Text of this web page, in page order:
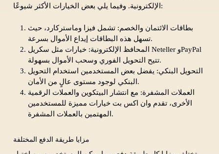
الإلكترونية. وفيما يلي بعض الخيارات الأكثر شيوعًا:
بطاقات الائتمان والخصم: تشمل فيزا وماستركارد، حيث
تسهل هذه البطاقات إيداع الأموال بسرعة.
المحافظ الإلكترونية: خيارات مثل سكريل Neteller وPayPal
تتيح التحويل الفوري وسحب الأموال بسهولة.
التحويل البنكي: يفضل بعض المستخدمين استخدام التحويل
البنكي لوجود مستوى عالٍ من الأمان.
العملات المشفرة: مع انتشار البيتكوين والعملات الرقمية
الأخرى، تقدم وان اكس بت خيارات مميزة للمستخدمين
المهتمين بالعملات المشفرة.
مزايا طريقة الدفع المختلفة